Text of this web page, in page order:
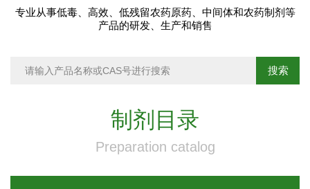
专业从事低毒、高效、低残留农药原药、中间体和农药制剂等
产品的研发、生产和销售
制剂目录
Preparation catalog